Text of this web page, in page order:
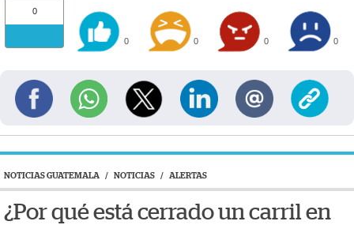
0
0 0 0 0
NOTICIAS GUATEMALA / NOTICIAS / ALERTAS
¿Por qué está cerrado un carril en